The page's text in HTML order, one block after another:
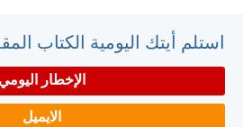
استلم أيتك اليومية الكتاب
الإخطار اليومي
الايميل